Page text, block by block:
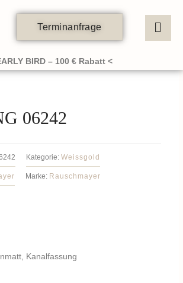
Terminanfrage
BIRD – 100 € Rabatt <
06242
Kategorie: Weissgold
Marke: Rauschmayer
Kanalfassung